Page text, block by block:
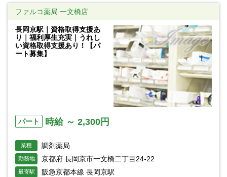
ファルコ薬局 一文橋店
長岡京駅｜資格取得支援あ
り｜福利厚生充実｜うれし
い資格取得支援あり！【パ
ート募集】
パート 時給 ～ 2,300円
業種 調剤薬局
勤務地 京都府 長岡京市一文橋二丁目24-22
最寄駅 阪急京都本線 長岡京駅